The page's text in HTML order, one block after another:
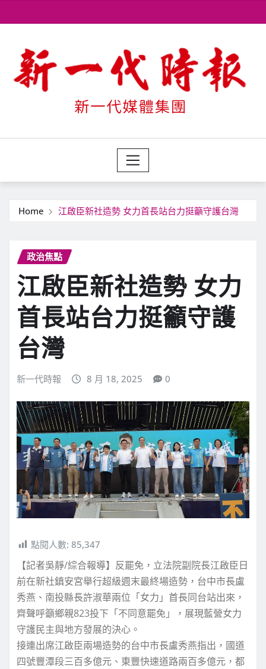
to
Home 江啟臣新社造勢 女力首長站台力挺籲守護台灣
政治焦點
江啟臣新社造勢 女力
首長站台力挺籲守護
台灣
新一代時報 8 月 18, 2025 0
點閱人數: 85,347
【記者吳靜/綜合報導】反罷免，立法院副院長江啟臣日
前在新社鎮安宮舉行超級週末最終場造勢，台中市長盧
秀燕、南投縣長許淑華兩位「女力」首長同台站出來，
齊聲呼籲鄉親823投下「不同意罷免」，展現藍營女力
守護民主與地方發展的決心。
接連出席江啟臣兩場造勢的台中市長盧秀燕指出，國道
四號豐潭段三百多億元、東豐快速道路兩百多億元，都